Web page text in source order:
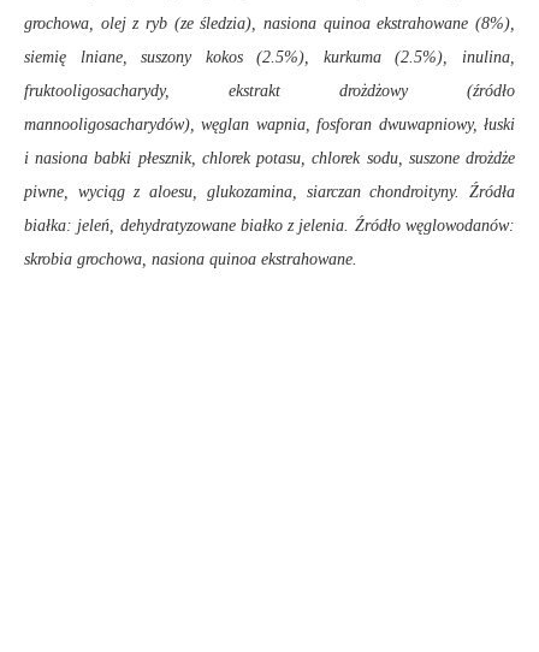
grochowa, olej z ryb (ze śledzia), nasiona quinoa ekstrahowane (8%),
siemię lniane, suszony kokos (2.5%), kurkuma (2.5%), inulina,
fruktooligosacharydy, ekstrakt drożdżowy (źródło
mannooligosacharydów), węglan wapnia, fosforan dwuwapniowy, łuski
i nasiona babki płesznik, chlorek potasu, chlorek sodu, suszone drożdże
piwne, wyciąg z aloesu, glukozamina, siarczan chondroityny. Źródła
białka: jeleń, dehydratyzowane białko z jelenia. Źródło węglowodanów:
skrobia grochowa, nasiona quinoa ekstrahowane.